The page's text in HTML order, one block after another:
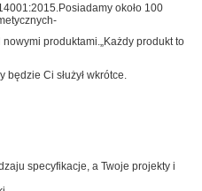
około 100
produktami.„Każdy produkt to
będzie Ci służył wkrótce.
specyfikacje, a Twoje projekty i